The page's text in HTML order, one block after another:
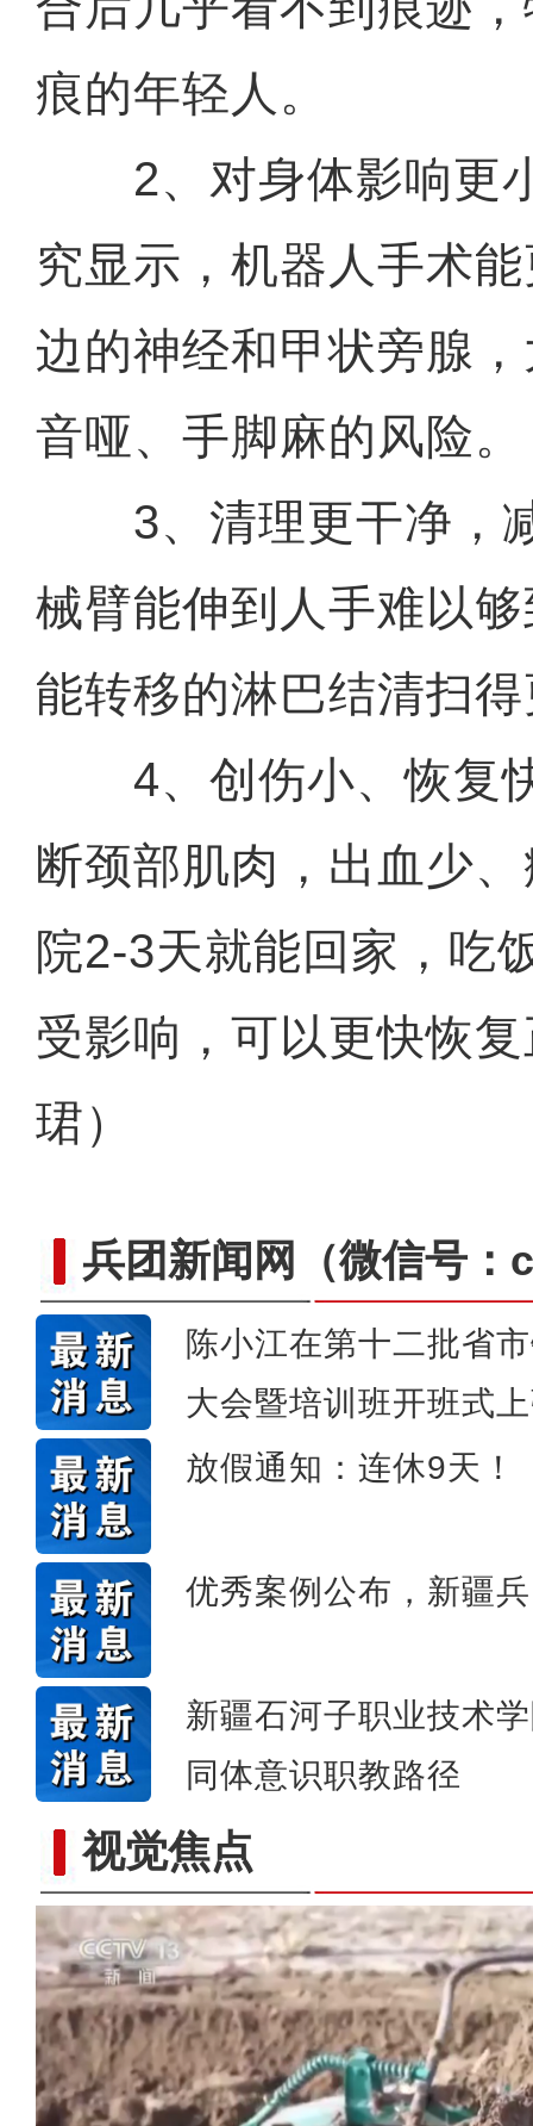
痕的年轻人。
2、对身体影响更
究显示，机器人手术
边的神经和甲状旁腺
音哑、手脚麻的风险。
3、清理更干净，
械臂能伸到人手难以
能转移的淋巴结清扫
4、创伤小、恢复
断颈部肌肉，出血少
院2-3天就能回家，吃
受影响，可以更快恢
珺）
兵团新闻网 （微信号
陈小江在第十二批省
大会暨培训班开班式
放假通知：连休9天！
优秀案例公布，新疆
新疆石河子职业技术
同体意识职教路径
视觉焦点
新疆4000亩沙漠盐